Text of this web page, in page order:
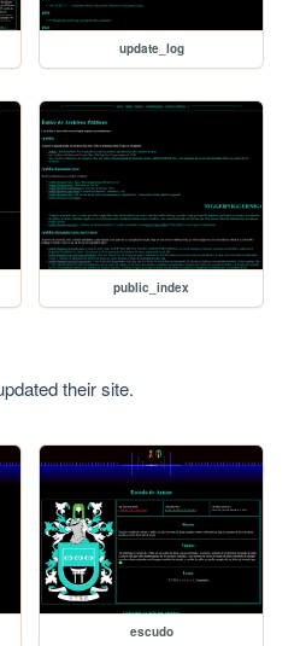
update_log
public_index
their site.
escudo